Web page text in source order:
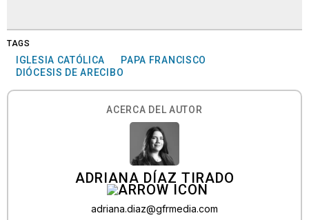
TAGS
IGLESIA CATÓLICA
PAPA FRANCISCO
DIÓCESIS DE ARECIBO
ACERCA DEL AUTOR
ADRIANA DÍAZ TIRADO
adriana.diaz@gfrmedia.com